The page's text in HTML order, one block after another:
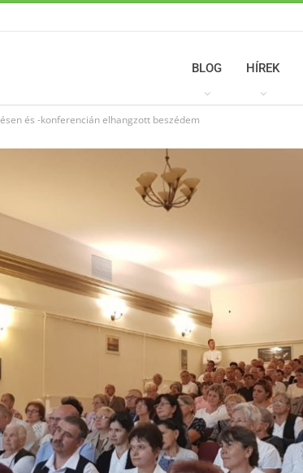
BLOG HÍREK
és -konferencián elhangzott beszédem